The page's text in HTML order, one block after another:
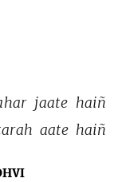
jaate haiñ
aate haiñ